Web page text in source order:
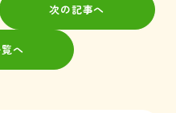
へ
次の記事へ